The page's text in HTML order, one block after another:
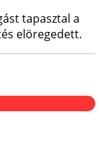
tapasztal a
elöregedett.